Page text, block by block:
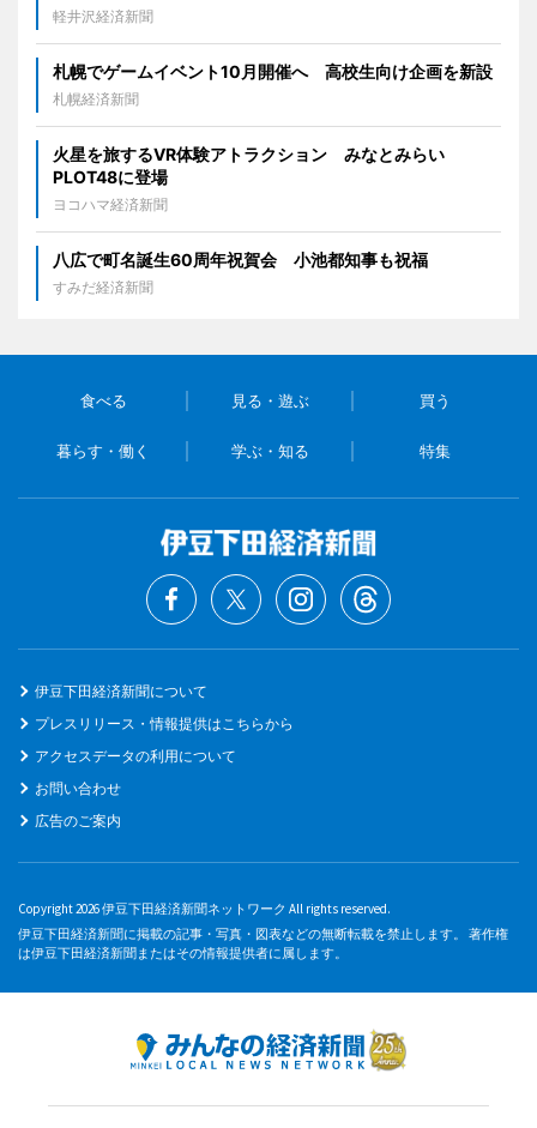
軽井沢経済新聞
札幌でゲームイベント10月開催へ 高校生向け企画を新設
札幌経済新聞
火星を旅するVR体験アトラクション みなとみらい
PLOT48に登場
ヨコハマ経済新聞
八広で町名誕生60周年祝賀会 小池都知事も祝福
すみだ経済新聞
食べる 見る・遊ぶ 買う
暮らす・働く 学ぶ・知る 特集
伊豆下田経済新聞について
プレスリリース・情報提供はこちらから
アクセスデータの利用について
お問い合わせ
広告のご案内
Copyright 2026 伊豆下田経済新聞ネットワーク All rights reserved.
伊豆下田経済新聞に掲載の記事・写真・図表などの無断転載を禁止します。 著作権
は伊豆下田経済新聞またはその情報提供者に属します。